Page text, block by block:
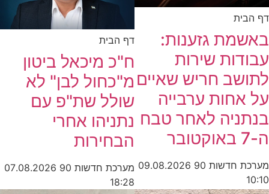
דף הבית
באשמת גזענות:
עבודות שירות
לתושב חריש שאיים
על אחות ערבייה
בנתניה לאחר טבח
ה-7 באוקטובר
מערכת חדשות 90
09.08.2026
10:10
דף הבית
ח"כ מיכאל ביטון
מ"כחול לבן" לא
שולל שת"פ עם
נתניהו אחרי
הבחירות
מערכת חדשות 90
07.08.2026
18:28